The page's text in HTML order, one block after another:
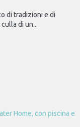
di tradizioni e di
di un...